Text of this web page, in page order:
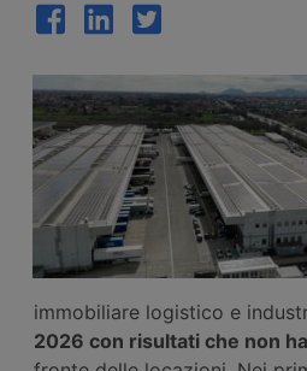
immobiliare logistico e
2026 con risultati che non